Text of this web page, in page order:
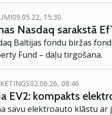
09.05.22, 15:30
Nasdaq sarakstā
Baltijas fondu biržas
Fund – daļu tirgošana.
02.06.26, 08:46
EV2: kompakts
savu elektroauto klāstu ar